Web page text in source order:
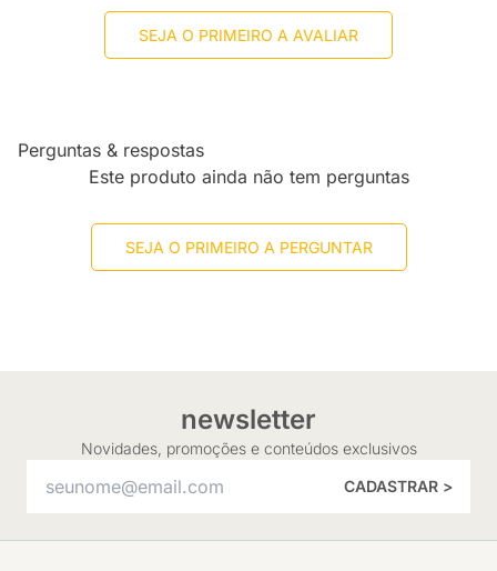
SEJA O PRIMEIRO A AVALIAR
Perguntas & respostas
Este produto ainda não tem perguntas
SEJA O PRIMEIRO A PERGUNTAR
newsletter
Novidades, promoções e conteúdos exclusivos
CADASTRAR >